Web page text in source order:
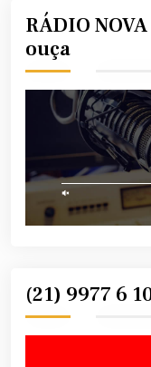
RÁDIO
ouça
(21) 9977 6